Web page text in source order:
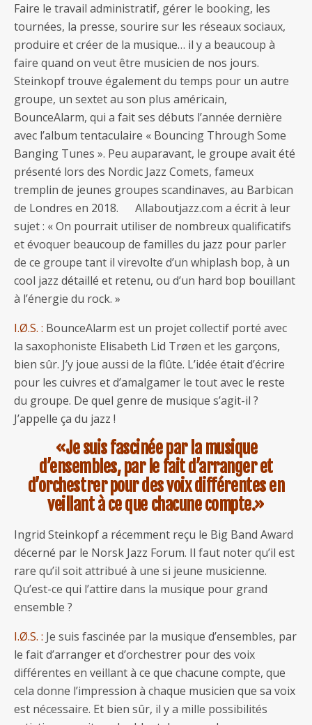
Faire le travail administratif, gérer le booking, les
tournées, la presse, sourire sur les réseaux sociaux,
produire et créer de la musique… il y a beaucoup à
faire quand on veut être musicien de nos jours.
Steinkopf trouve également du temps pour un autre
groupe, un sextet au son plus américain,
BounceAlarm, qui a fait ses débuts l’année dernière
avec l’album tentaculaire « Bouncing Through Some
Banging Tunes ». Peu auparavant, le groupe avait été
présenté lors des Nordic Jazz Comets, fameux
tremplin de jeunes groupes scandinaves, au Barbican
de Londres en 2018. Allaboutjazz.com a écrit à leur
sujet : « On pourrait utiliser de nombreux qualificatifs
et évoquer beaucoup de familles du jazz pour parler
de ce groupe tant il virevolte d’un whiplash bop, à un
cool jazz détaillé et retenu, ou d’un hard bop bouillant
à l’énergie du rock. »
I.Ø.S. : BounceAlarm est un projet collectif porté avec
la saxophoniste Elisabeth Lid Trøen et les garçons,
bien sûr. J’y joue aussi de la flûte. L’idée était d’écrire
pour les cuivres et d’amalgamer le tout avec le reste
du groupe. De quel genre de musique s’agit-il ?
J’appelle ça du jazz !
«Je suis fascinée par la musique
d’ensembles, par le fait d’arranger et
d’orchestrer pour des voix différentes en
veillant à ce que chacune compte.»
Ingrid Steinkopf a récemment reçu le Big Band Award
décerné par le Norsk Jazz Forum. Il faut noter qu’il est
rare qu’il soit attribué à une si jeune musicienne.
Qu’est-ce qui l’attire dans la musique pour grand
ensemble ?
I.Ø.S. : Je suis fascinée par la musique d’ensembles, par
le fait d’arranger et d’orchestrer pour des voix
différentes en veillant à ce que chacune compte, que
cela donne l’impression à chaque musicien que sa voix
est nécessaire. Et bien sûr, il y a mille possibilités